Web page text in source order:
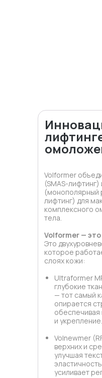
Volformer
(SMAS-
(монополярный
лифтинг) для
комплексного
тела.
Volformer —
Это
которое
слоях кожи:
Ultraformer
глубокие
— тот самый
опирается
и укрепление.
Volnewmer
верхних и
улучшая
усиливает